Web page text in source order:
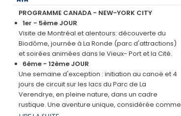
PROGRAMME CANADA - NEW-YORK CITY
1er - 5ème JOUR
Visite de Montréal et alentours: découverte du
Biodôme, journée à La Ronde (parc d'attractions)
et soirées animées dans le Vieux- Port et la Cité.
6ème - 12ème JOUR
Une semaine d'exception : initiation au canoë et 4
jours de circuit sur les lacs du Parc de La
Verendrye, en pleine nature, dans un cadre
rustique. Une aventure unique, considérée comme